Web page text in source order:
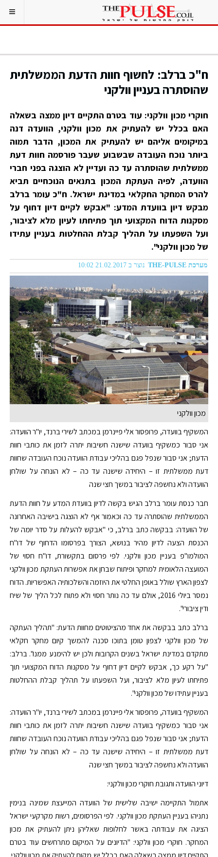
ח"כ ברלב: לחשוף חוות הדעת הממשלתית
שהוסתרה בעניין וולקני
חוקרי מכון וולקני: עוד בטרם התקיים דיון ממצה בשאלה
האם בכלל יש להעתיק את מכון וולקני, הוועדה דנה
במיקומים אליהם יש להעתיק את המכון, הדבר תמוה
ביותר נוכח העובדה שבשבוע שעבר פורסמה חוות דעת
ממשלתית שהוסתרה עד כה ועדיין לא הוצגה בפני חברי
הוועדה, לפיה העתקת המכון בתנאים הנוכחיים תביא
להרס המחקר החקלאי במדינת ישראל. ח"כ עומר ברלב
מבקש דיון בוועדת המדע: "אבקש לקיים דיון דחוף על
מסקנות הדוח המקצועי תוך פתיחתו לעיון מלא לציבור,
ועל השפעתו על תהליך קבלת ההחלטות בעניין עתידו
של מכון וולקני".
מערכת THE-PULSE נוצר ב 21.02.2017 10:02
מכון וולקני
המשקיף בוועדה, פרופסור אלי פיינרמן במכתב לשירי ברנד, יו"ר הוועדה:
אני סבור כמשקיף בוועדה שישנה חשיבות יתרה לזמן את כותבי חוות
הדעת; אני סבור שנפל פגם בהליכי עבודת הוועדה נוכח העובדה שחוות
דעת ממשלתית זו – היחידה שישנה עד כה – לא הונחה על שולחן
הוועדה ולא נחשפה לציבור במשך חצי שנה
חבר כנסת עומר ברלב הגיש בקשה לדיון בוועדת המדע על חוות הדעת
הממשלתית שהוסתרה עד כה וכאמור אף לא הוצגה בישיבה האחרונה
של הוועדה: בבקשה כתב ברלב, כי "אבקש להעלות על סדר יומה של
הכנסת הצעה לדיון מהיר בנושא, הצורך בפרסומו הדחוף של דו"ח
המולמו"פ בעניין מכון וולקני. לפי פרסום בתקשורת, דו"ח חסוי של
המועצה הלאומית למחקר ופיתוח שבחן את אפשרות העתקת מכון וולקני
לצפון הארץ שולל באופן החלטי את היוזמה והשלכותיה האפשריות. הדוח
נמסר ביולי 2016, אולם עד כה נותר חסוי ולא פתוח לכל הליך של שיח
ודין ציבורי".
ברלב כתב בבקשה את אחד מהציטוטים מחוות הדעת: "תהליך העתקה
של מכון וולקני לצפון טומן בתוכו סכנה להמשך קיום מחקר חקלאי
מתקדם במדינת ישראל בשנים הקרובות ולכן יש להימנע ממנו". ברלב:
"על רקע כך, אבקש לקיים דיון דחוף על מסקנות הדוח המקצועי תוך
פתיחתו לעיון מלא לציבור, ועל השפעתו על תהליך קבלת ההחלטות
בעניין עתידו של מכון וולקני".
המשקיף בוועדה, פרופסור אלי פיינרמן במכתב לשירי ברנד, יו"ר הוועדה:
אני סבור כמשקיף בוועדה שישנה חשיבות יתרה לזמן את כותבי חוות
הדעת; אני סבור שנפל פגם בהליכי עבודת הוועדה נוכח העובדה שחוות
דעת ממשלתית זו – היחידה שישנה עד כה – לא הונחה על שולחן
הוועדה ולא נחשפה לציבור במשך חצי שנה
דיוני הוועדה ותגובת חוקרי מכון וולקני:
אתמול התקיימה ישיבה שלישית של הוועדה המייעצת שמינה בנימין
נתניהו בעניין העתקת מכון וולקני. לפי הפרסומים, רשות מקרקעי ישראל
הציגה את עבודתה באשר לחלופות שאליהן ניתן להעתיק את מכון
המחקר. חוקרי מכון וולקני: "הדיונים על המיקום מתרחשים עוד בטרם